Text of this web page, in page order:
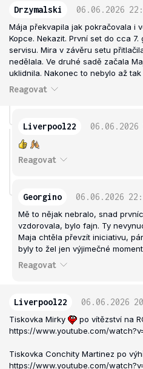
Drzymalski 06.06.2026
Mája překvapila jak pokračovala i
Kopce. Nekazit. První set do cca
servisu. Mira v závěru setu
nedělala. Ve druhé sadě začala
uklidnila. Nakonec to nebylo až
Reagovat
Liverpool22 06.06.2026
Reagovat
Georgino 06.06.2026
Mě to nějak nebralo, snad
vzdorovala, bylo fajn. Ty
Maja chtěla převzít iniciativu,
byly to žel jen výjimečné
Reagovat
Liverpool22 06.06.2026
Tiskovka Mirky
po vítězství na
https://www.youtube.com/
Tiskovka Conchity Martinez po
https://www.youtube.com/